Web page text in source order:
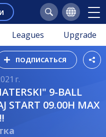
Leagues Upgrade
ПОДПИСАТЬСЯ
г.
START 09.00H MAX